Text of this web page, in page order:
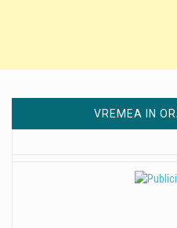
VREMEA IN